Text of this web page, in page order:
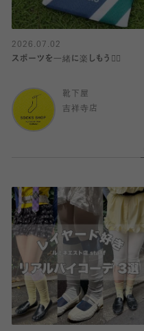
2026.07.02
スポーツを一緒に楽しもう🏋️‍♀️
靴下屋
吉祥寺店